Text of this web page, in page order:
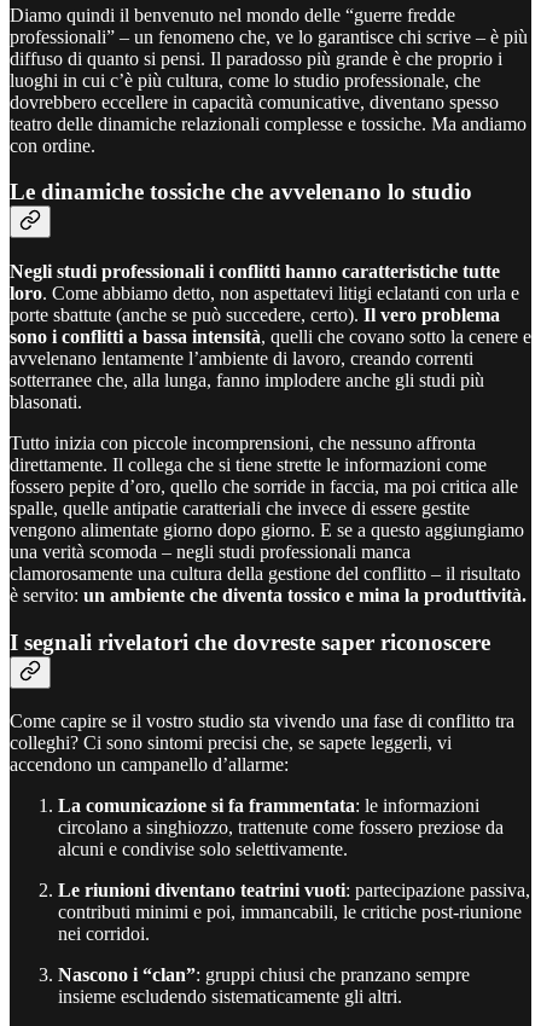
Diamo quindi il benvenuto nel mondo delle “guerre fredde
professionali” – un fenomeno che, ve lo garantisce chi scrive – è più
diffuso di quanto si pensi. Il paradosso più grande è che proprio i
luoghi in cui c’è più cultura, come lo studio professionale, che
dovrebbero eccellere in capacità comunicative, diventano spesso
teatro delle dinamiche relazionali complesse e tossiche. Ma andiamo
con ordine.
Le dinamiche tossiche che avvelenano lo studio
Negli studi professionali i conflitti hanno caratteristiche tutte
loro. Come abbiamo detto, non aspettatevi litigi eclatanti con urla e
porte sbattute (anche se può succedere, certo). Il vero problema
sono i conflitti a bassa intensità, quelli che covano sotto la cenere e
avvelenano lentamente l’ambiente di lavoro, creando correnti
sotterranee che, alla lunga, fanno implodere anche gli studi più
blasonati.
Tutto inizia con piccole incomprensioni, che nessuno affronta
direttamente. Il collega che si tiene strette le informazioni come
fossero pepite d’oro, quello che sorride in faccia, ma poi critica alle
spalle, quelle antipatie caratteriali che invece di essere gestite
vengono alimentate giorno dopo giorno. E se a questo aggiungiamo
una verità scomoda – negli studi professionali manca
clamorosamente una cultura della gestione del conflitto – il risultato
è servito: un ambiente che diventa tossico e mina la produttività.
I segnali rivelatori che dovreste saper riconoscere
Come capire se il vostro studio sta vivendo una fase di conflitto tra
colleghi? Ci sono sintomi precisi che, se sapete leggerli, vi
accendono un campanello d’allarme:
La comunicazione si fa frammentata: le informazioni
circolano a singhiozzo, trattenute come fossero preziose da
alcuni e condivise solo selettivamente.
Le riunioni diventano teatrini vuoti: partecipazione passiva,
contributi minimi e poi, immancabili, le critiche post-riunione
nei corridoi.
Nascono i “clan”: gruppi chiusi che pranzano sempre
insieme escludendo sistematicamente gli altri.